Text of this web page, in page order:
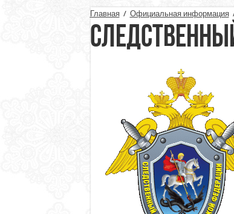
Главная / Официальная информация